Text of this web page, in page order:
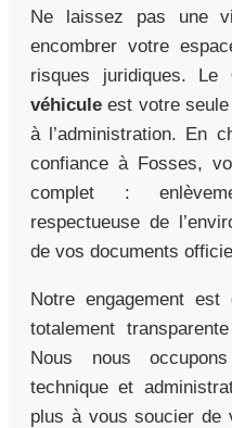
Ne laissez pas une
encombrer votre
risques juridiques. Le
véhicule est votre
à l’administration. En
confiance à Fosses,
complet :
respectueuse de
de vos documents
Notre engagement
totalement
Nous nous
technique et
plus à vous soucier de